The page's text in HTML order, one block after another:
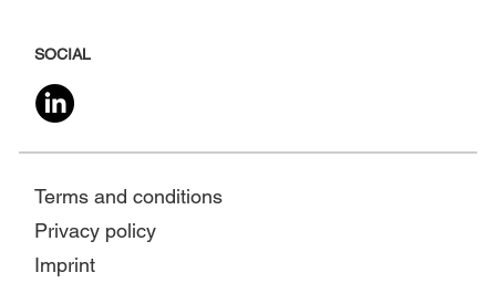
SOCIAL
Terms and conditions
Privacy policy
Imprint